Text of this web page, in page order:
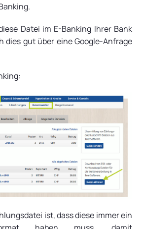
Datei im E-Banking Ihrer Bank
dies gut über eine Google-Anfrage
ist, dass diese immer ein